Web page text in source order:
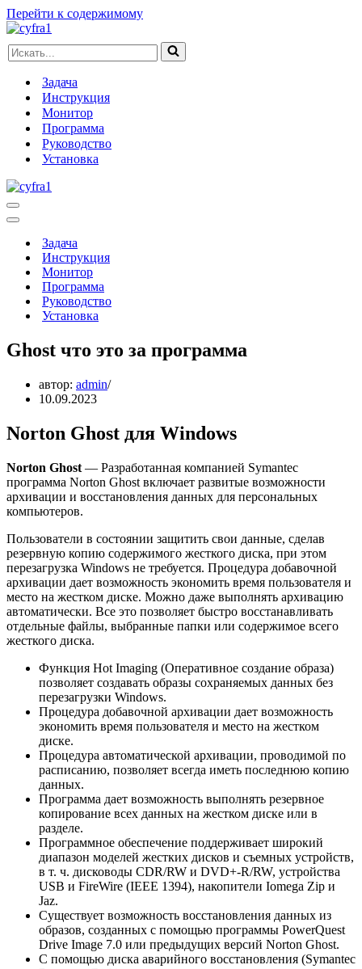
Перейти к содержимому
Искать...
Задача
Инструкция
Монитор
Программа
Руководство
Установка
Меню
навигации
Меню
навигацииЗадача
Инструкция
Монитор
Программа
Руководство
Установка
Ghost что это за программа
автор: admin
10.09.2023
Norton Ghost для Windows
Norton Ghost — Разработанная компанией Symantec
программа Norton Ghost включает развитые возможности
архивации и восстановления данных для персональных
компьютеров.
Пользователи в состоянии защитить свои данные, сделав
резервную копию содержимого жесткого диска, при этом
перезагрузка Windows не требуется. Процедура добавочной
архивации дает возможность экономить время пользователя и
место на жестком диске. Можно даже выполнять архивацию
автоматически. Все это позволяет быстро восстанавливать
отдельные файлы, выбранные папки или содержимое всего
жесткого диска.
Функция Hot Imaging (Оперативное создание образа)
позволяет создавать образы сохраняемых данных без
перезагрузки Windows.
Процедура добавочной архивации дает возможность
экономить время пользователя и место на жестком
диске.
Процедура автоматической архивации, проводимой по
расписанию, позволяет всегда иметь последнюю копию
данных.
Программа дает возможность выполнять резервное
копирование всех данных на жестком диске или в
разделе.
Программное обеспечение поддерживает широкий
диапазон моделей жестких дисков и съемных устройств,
в т. ч. дисководы CDR/RW и DVD+-R/RW, устройства
USB и FireWire (IEEE 1394), накопители Iomega Zip и
Jaz.
Существует возможность восстановления данных из
образов, созданных с помощью программы PowerQuest
Drive Image 7.0 или предыдущих версий Norton Ghost.
С помощью диска аварийного восстановления (Symantec